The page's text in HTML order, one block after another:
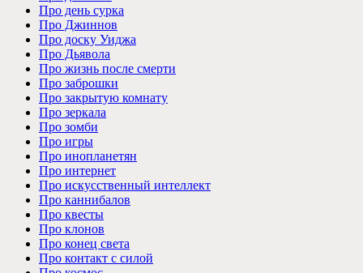
Про день сурка
Про Джиннов
Про доску Уиджа
Про Дьявола
Про жизнь после смерти
Про заброшки
Про закрытую комнату
Про зеркала
Про зомби
Про игры
Про инопланетян
Про интернет
Про искусственный интеллект
Про каннибалов
Про квесты
Про клонов
Про конец света
Про контакт с силой